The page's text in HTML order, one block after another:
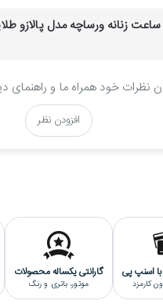
نظرات خود همراه ما و راهنمای
افزودن نظر
اسنپ پی گارانتی یکساله محصولات
موتور، باتری و رنگ